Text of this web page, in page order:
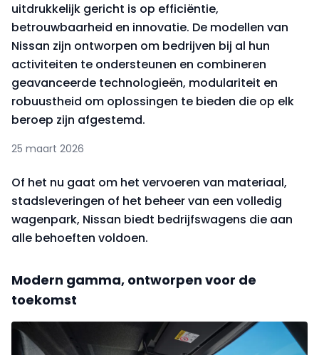
uitdrukkelijk gericht is op efficiëntie,
betrouwbaarheid en innovatie. De modellen van
Nissan zijn ontworpen om bedrijven bij al hun
activiteiten te ondersteunen en combineren
geavanceerde technologieën, modulariteit en
robuustheid om oplossingen te bieden die op elk
beroep zijn afgestemd.
25 maart 2026
Of het nu gaat om het vervoeren van materiaal,
stadsleveringen of het beheer van een volledig
wagenpark, Nissan biedt bedrijfswagens die aan
alle behoeften voldoen.
Modern gamma, ontworpen voor de
toekomst